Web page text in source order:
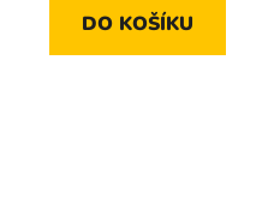
DO KOŠÍKU